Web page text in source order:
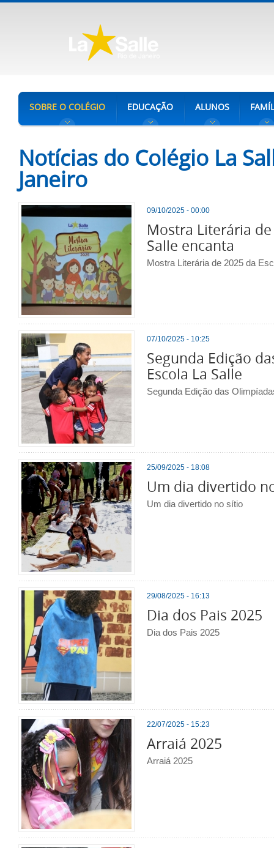
SOBRE O COLÉGIO EDUCAÇÃO ALUNOS
Notícias do Colégio La
Janeiro
09/10/2025 - 00:00
Mostra Literária
Salle encanta
Mostra Literária de 2025 da
07/10/2025 - 10:25
Segunda Edição
Escola La Salle
Segunda Edição das
25/09/2025 - 18:08
Um dia divertido
Um dia divertido no sítio
29/08/2025 - 16:13
Dia dos Pais 2025
Dia dos Pais 2025
22/07/2025 - 15:23
Arraiá 2025
Arraiá 2025